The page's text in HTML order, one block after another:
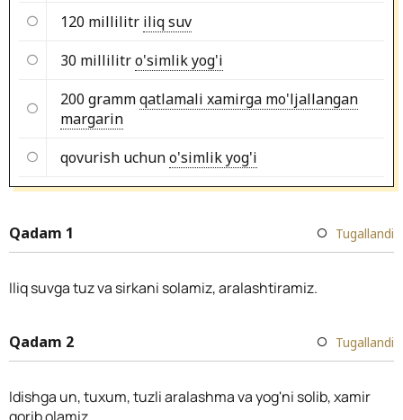
120 millilitr iliq suv
30 millilitro'simlik yog'i
200 grammqatlamali xamirga mo'ljallangan
margarin
qovurish uchuno'simlik yog'i
Qadam 1 Tugallandi
Iliq suvga tuz va sirkani solamiz, aralashtiramiz.
Qadam 2 Tugallandi
Idishga un, tuxum, tuzli aralashma va yog'ni solib, xamir